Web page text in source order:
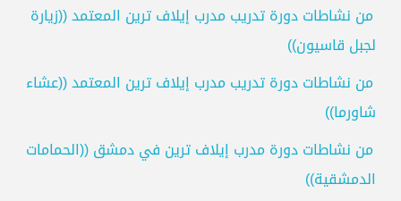
من نشاطات دورة تدريب مدرب إيلاف ترين المعتمد ((زيارة
لجبل قاسيون))
من نشاطات دورة تدريب مدرب إيلاف ترين المعتمد ((عشاء
شاورما))
من نشاطات دورة مدرب إيلاف ترين في دمشق ((الحمامات
الدمشقية))